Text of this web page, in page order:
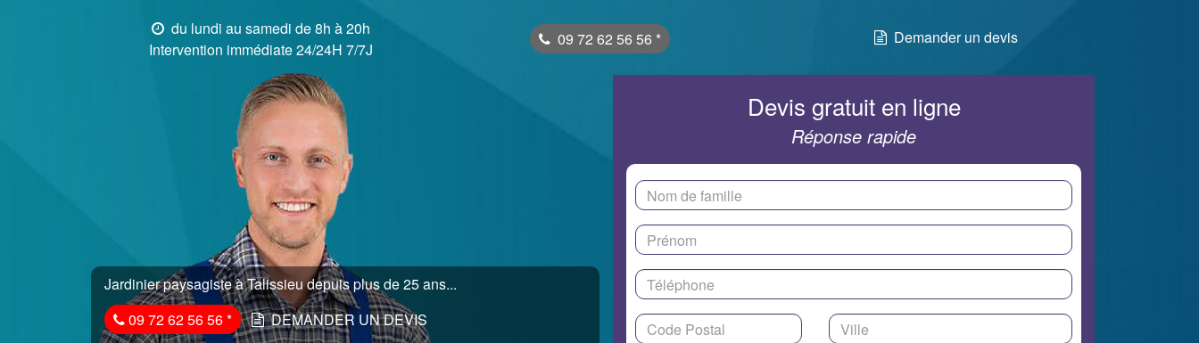
du lundi au samedi de 8h à 20h
Intervention immédiate 24/24H 7/7J
09 72 62 56 56 * Demander un devis
Jardinier paysagiste à Talissieu depuis plus de 25 ans...
09 72 62 56 56* DEMANDER UN DEVIS
Devis gratuit en ligne
Réponse rapide